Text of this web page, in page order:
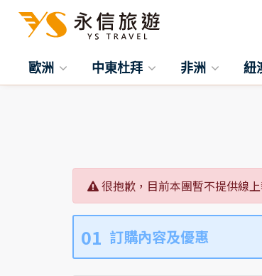
歐洲 中東杜拜 非洲 紐
很抱歉，目前本團暫不提供線
01 訂購內容及優惠